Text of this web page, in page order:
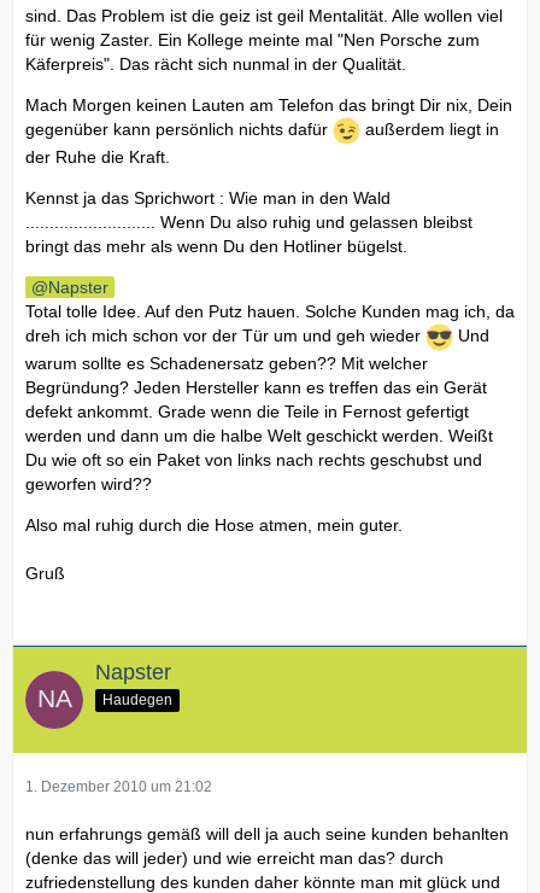
sind. Das Problem ist die geiz ist geil Mentalität. Alle wollen viel
für wenig Zaster. Ein Kollege meinte mal "Nen Porsche zum
Käferpreis". Das rächt sich nunmal in der Qualität.
Mach Morgen keinen Lauten am Telefon das bringt Dir nix, Dein
gegenüber kann persönlich nichts dafür
außerdem liegt in
der Ruhe die Kraft.
Kennst ja das Sprichwort : Wie man in den Wald
........................... Wenn Du also ruhig und gelassen bleibst
bringt das mehr als wenn Du den Hotliner bügelst.
Napster
Total tolle Idee. Auf den Putz hauen. Solche Kunden mag ich, da
dreh ich mich schon vor der Tür um und geh wieder
Und
warum sollte es Schadenersatz geben?? Mit welcher
Begründung? Jeden Hersteller kann es treffen das ein Gerät
defekt ankommt. Grade wenn die Teile in Fernost gefertigt
werden und dann um die halbe Welt geschickt werden. Weißt
Du wie oft so ein Paket von links nach rechts geschubst und
geworfen wird??
Also mal ruhig durch die Hose atmen, mein guter.
Gruß
Napster
Haudegen
1. Dezember 2010 um 21:02
nun erfahrungs gemäß will dell ja auch seine kunden behanlten
(denke das will jeder) und wie erreicht man das? durch
zufriedenstellung des kunden daher könnte man mit glück und